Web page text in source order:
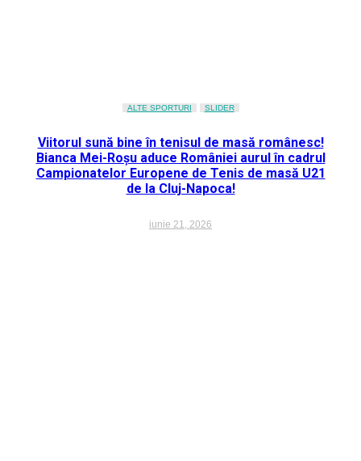
ALTE SPORTURI SLIDER
Viitorul sună bine în tenisul de masă românesc!
Bianca Mei-Roșu aduce României aurul în cadrul
Campionatelor Europene de Tenis de masă U21
de la Cluj-Napoca!
iunie 21, 2026